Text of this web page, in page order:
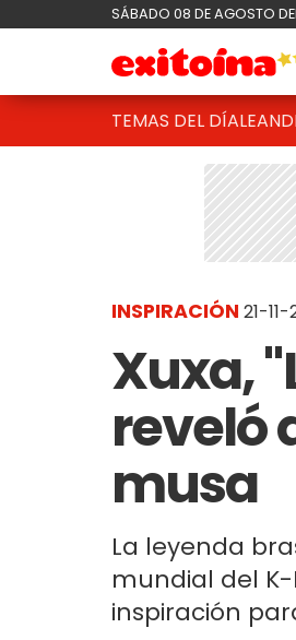
SÁBADO 08 DE AGOSTO
TEMAS DEL DÍA
INSPIRACIÓN 21-
Xuxa,
reveló
musa
La leyenda
mundial del K-
inspiración